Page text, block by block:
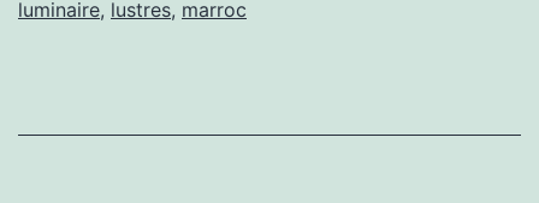
luminaire, lustres, marroc